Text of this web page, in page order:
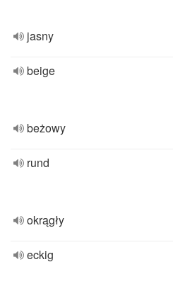
jasny
beige
beżowy
rund
okrągły
eckig